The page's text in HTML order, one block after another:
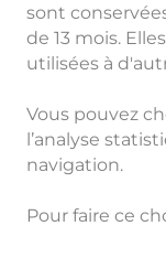
sont
de 13 mois.
utilisées à
Vous pouvez
l’analyse
navigation.
Pour faire ce